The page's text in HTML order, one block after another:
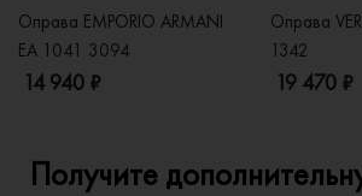
Оправа EMPORIO ARMANI
EA 1041 3094
14 940 ₽
Оправа
1342
19 470 ₽
Получите